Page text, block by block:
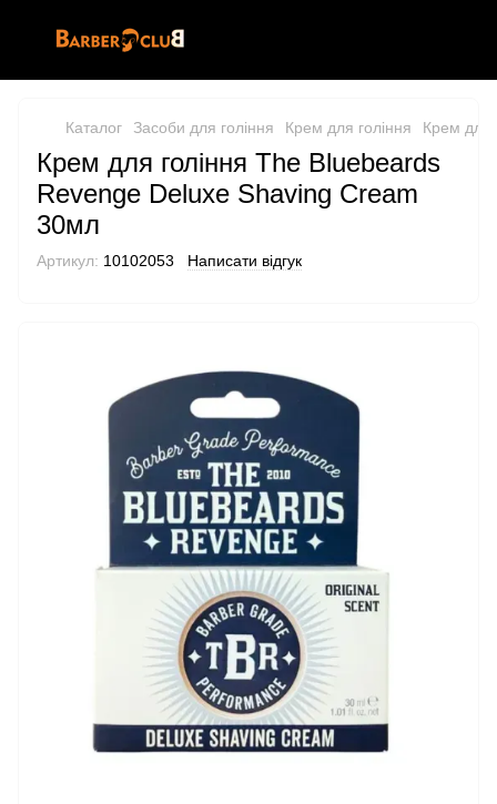
Каталог Засоби для гоління Крем для гоління Крем для
Крем для гоління The Bluebeards
Revenge Deluxe Shaving Cream
30мл
Артикул: 10102053 Написати відгук